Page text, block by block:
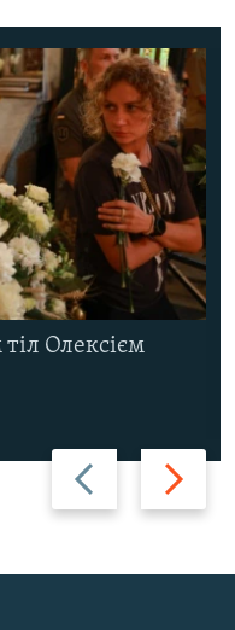
Назад Вперед
Олексієм